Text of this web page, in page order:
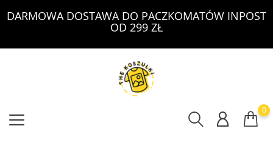
DARMOWA DOSTAWA DO PACZKOMATÓW INPOST
OD 299 ZŁ
0